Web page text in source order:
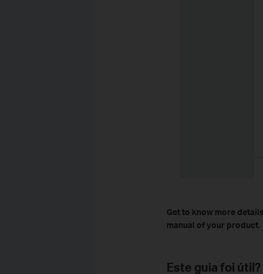
Get to know more
manual of your product.
Este guia foi útil?